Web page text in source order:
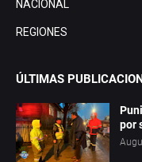
NACIONAL
REGIONES
ÚLTIMAS
por